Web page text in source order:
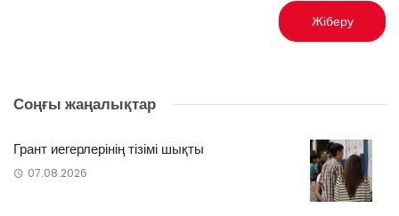
Соңғы жаңалықтар
Грант иегерлерінің тізімі шықты
07.08.2026